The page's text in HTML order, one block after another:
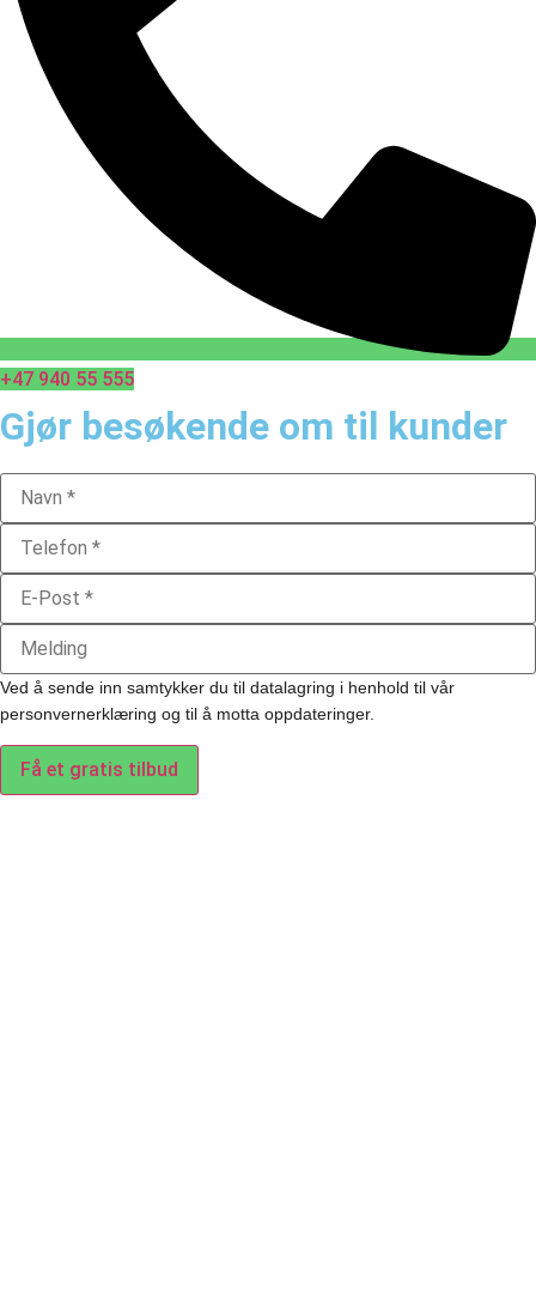
+47 940 55 555
Gjør besøkende om til kunder
Ved å sende inn samtykker du til datalagring i henhold til vår
personvernerklæring og til å motta oppdateringer.
Få et gratis tilbud